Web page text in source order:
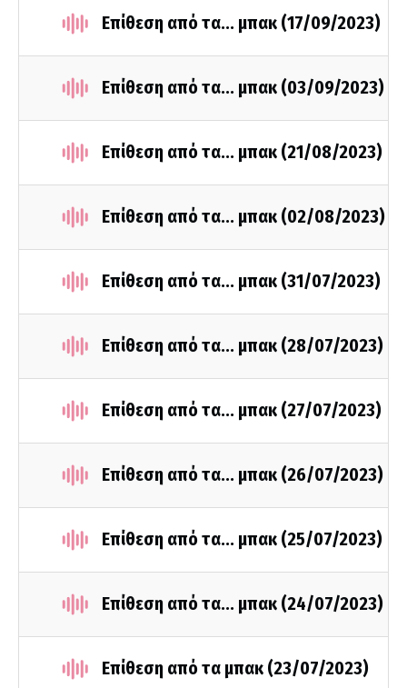
Επίθεση από τα... μπακ (17/09/2023)
Επίθεση από τα... μπακ (03/09/2023)
Επίθεση από τα... μπακ (21/08/2023)
Επίθεση από τα... μπακ (02/08/2023)
Επίθεση από τα... μπακ (31/07/2023)
Επίθεση από τα... μπακ (28/07/2023)
Επίθεση από τα... μπακ (27/07/2023)
Επίθεση από τα... μπακ (26/07/2023)
Επίθεση από τα... μπακ (25/07/2023)
Επίθεση από τα... μπακ (24/07/2023)
Επίθεση από τα μπακ (23/07/2023)